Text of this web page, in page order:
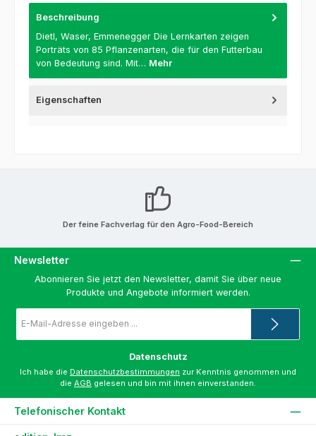
Beschreibung
Dietl, Waser, Emmenegger Die Lernkarten zeigen
Porträts von 85 Pflanzenarten, die für den Futterbau
von Bedeutung sind. Mit… Mehr
Eigenschaften
Der feine Fachverlag für den Agro-Food-Bereich
Newsletter
Abonnieren Sie jetzt den Newsletter, damit Sie über neue
Produkte und Angebote informiert werden.
Mail-
*
Datenschutz
Ich habe die Datenschutzbestimmungen zur Kenntnis genommen und
die AGB gelesen und bin mit ihnen einverstanden.
Telefonischer Kontakt